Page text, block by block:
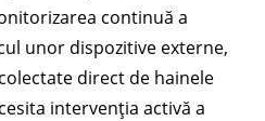
continuă a
unor dispozitive externe,
direct de hainele
intervenția activă a